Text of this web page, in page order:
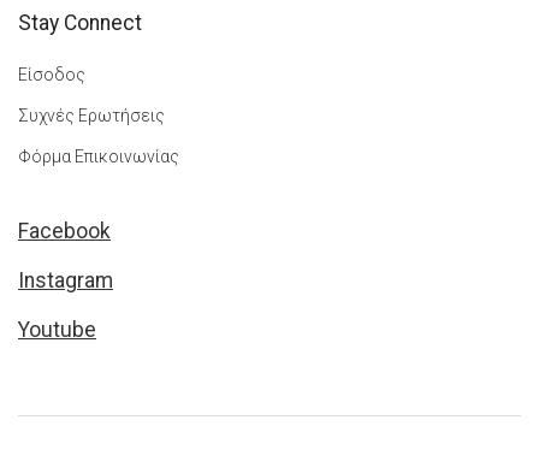
Stay Connect
Είσοδος
Συχνές Ερωτήσεις
Φόρμα Επικοινωνίας
Facebook
Instagram
Youtube